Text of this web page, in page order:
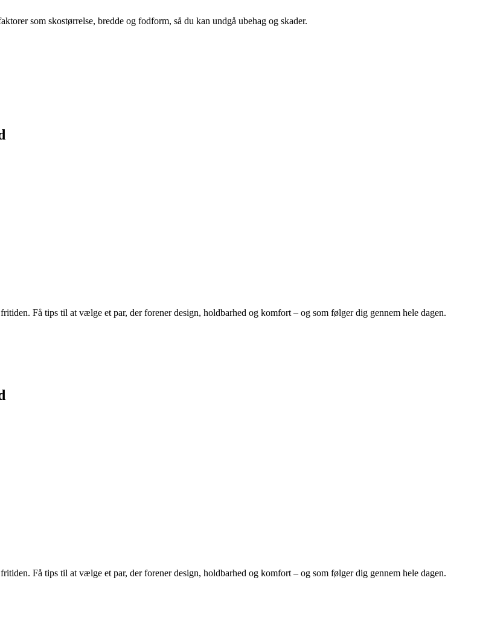
som skostørrelse, bredde og fodform, så du kan undgå ubehag og skader.
Få tips til at vælge et par, der forener design, holdbarhed og komfort – og som følger dig gennem hele dagen.
Få tips til at vælge et par, der forener design, holdbarhed og komfort – og som følger dig gennem hele dagen.